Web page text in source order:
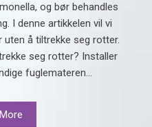
og bør behandles
I denne artikkelen vil vi
å tiltrekke seg rotter.
seg rotter? Installer
fuglemateren...